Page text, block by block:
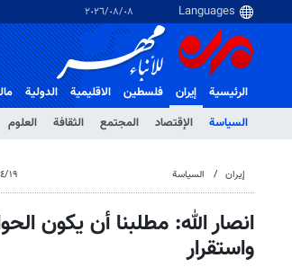
٠٨‏/٠٨‏/٢٠٢٦
الرئيسية
إيران
السياسة
الإقتصاد المجتمع الثقافة العلوم
فلسطین الاقلیمیة الدولية
إيران السياسة ١٩‏/٠٤‏/٢٠١٦، ١٠:٥٩ ص
انصار الله: مطلبنا أن يكون
واستقرار